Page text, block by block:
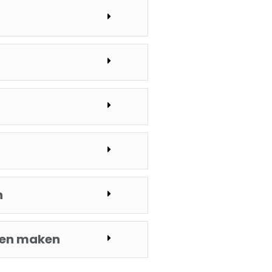
maken